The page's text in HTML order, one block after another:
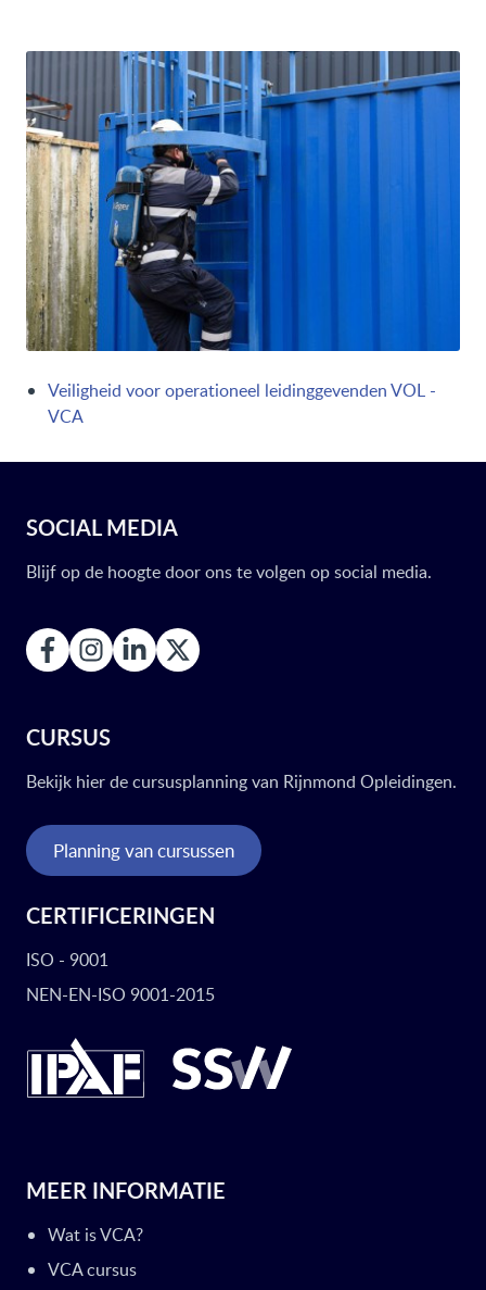
Veiligheid voor operationeel leidinggevenden VOL -
VCA
SOCIAL MEDIA
Blijf op de hoogte door ons te volgen op social media.
CURSUS
Bekijk hier de cursusplanning van Rijnmond Opleidingen.
Planning van cursussen
CERTIFICERINGEN
ISO - 9001
NEN-EN-ISO 9001-2015
MEER INFORMATIE
Wat is VCA?
VCA cursus